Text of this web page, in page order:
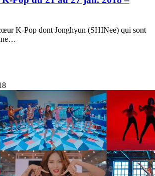
K-Pop dont Jonghyun (SHINee) qui sont